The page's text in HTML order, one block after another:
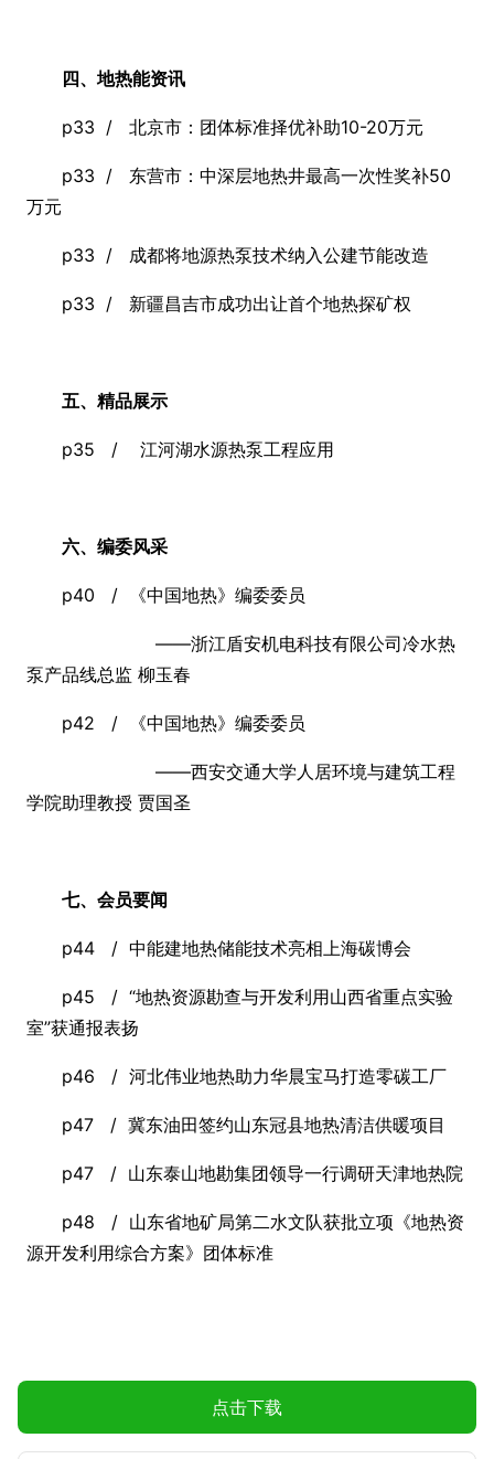
四、地热能资讯
p33 / 北京市：团体标准择优补助10-20万元
p33 / 东营市：中深层地热井最高一次性奖补50
万元
p33 / 成都将地源热泵技术纳入公建节能改造
p33 / 新疆昌吉市成功出让首个地热探矿权
五、精品展示
p35 / 江河湖水源热泵工程应用
六、编委风采
p40 / 《中国地热》编委委员
——浙江盾安机电科技有限公司冷水热
泵产品线总监 柳玉春
p42 / 《中国地热》编委委员
——西安交通大学人居环境与建筑工程
学院助理教授 贾国圣
七、会员要闻
p44 / 中能建地热储能技术亮相上海碳博会
p45 / “地热资源勘查与开发利用山西省重点实验
室”获通报表扬
p46 / 河北伟业地热助力华晨宝马打造零碳工厂
p47 / 冀东油田签约山东冠县地热清洁供暖项目
p47 / 山东泰山地勘集团领导一行调研天津地热院
p48 / 山东省地矿局第二水文队获批立项《地热资
源开发利用综合方案》团体标准
点击下载